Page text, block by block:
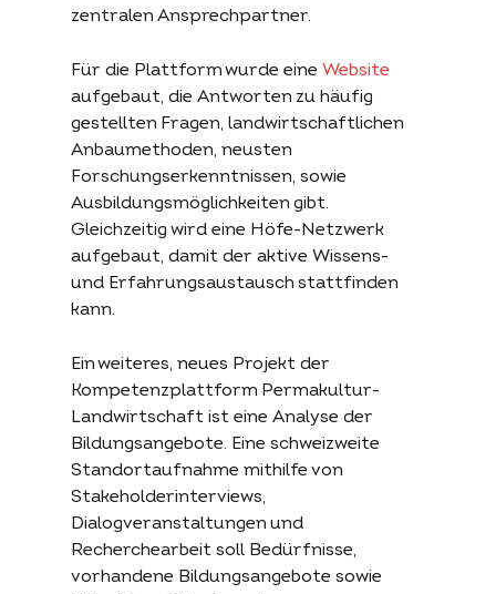
zentralen Ansprechpartner.
Für die Plattform wurde eine Website
aufgebaut, die Antworten zu häufig
gestellten Fragen, landwirtschaftlichen
Anbaumethoden, neusten
Forschungserkenntnissen, sowie
Ausbildungsmöglichkeiten gibt.
Gleichzeitig wird eine Höfe-Netzwerk
aufgebaut, damit der aktive Wissens-
und Erfahrungsaustausch stattfinden
kann.
Ein weiteres, neues Projekt der
Kompetenzplattform Permakultur-
Landwirtschaft ist eine Analyse der
Bildungsangebote. Eine schweizweite
Standortaufnahme mithilfe von
Stakeholderinterviews,
Dialogveranstaltungen und
Recherchearbeit soll Bedürfnisse,
vorhandene Bildungsangebote sowie